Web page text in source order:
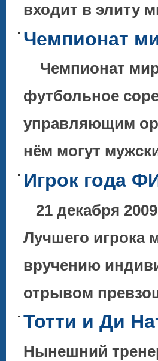
входит в элиту
Чемпионат
Чемпионат
футбольное
управляющим
нём могут
Игрок года
21 декабря
Лучшего игрока
вручению
отрывом
Тотти и Ди
Нынешний